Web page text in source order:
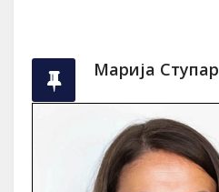
Марија Ступар